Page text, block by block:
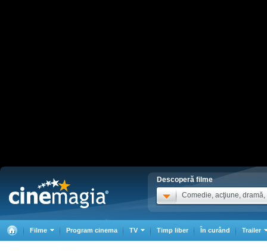
Descoperă filme
Comedie, acţiune, dramă,
Filme Program cinema TV Timp liber În curând Trailer